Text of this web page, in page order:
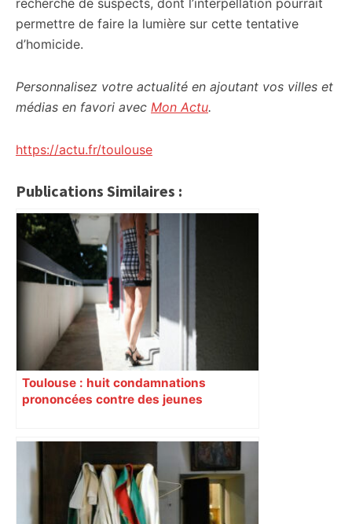
recherche de suspects, dont l’interpellation pourrait
permettre de faire la lumière sur cette tentative
d’homicide.
Personnalisez votre actualité en ajoutant vos villes et
médias en favori avec Mon Actu.
https://actu.fr/toulouse
Publications Similaires :
Toulouse : huit condamnations
prononcées contre des jeunes